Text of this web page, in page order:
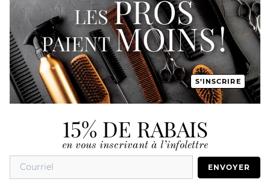
S’INSCRIRE
15% DE RABAIS
en vous inscrivant à l’infolettre
ENVOYER